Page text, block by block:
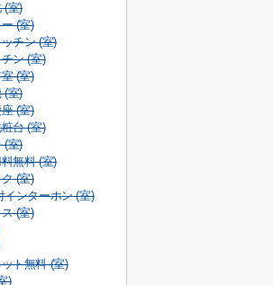
(室)
(室)
チン (室)
ン (室)
(室)
(室)
(室)
台 (室)
(室)
無料 (室)
(室)
ンターホン (室)
(室)
ト無料 (室)
)